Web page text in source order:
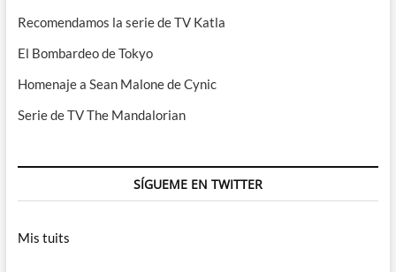
Recomendamos la serie de TV Katla
El Bombardeo de Tokyo
Homenaje a Sean Malone de Cynic
Serie de TV The Mandalorian
SÍGUEME EN TWITTER
Mis tuits